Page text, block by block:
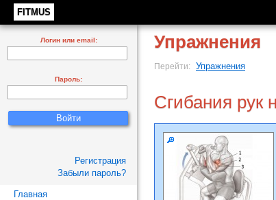
FITMUS
Упражнения
Перейти: Упражнения
Сгибания рук
Логин или email:
Пароль:
Регистрация
Забыли пароль?
Главная